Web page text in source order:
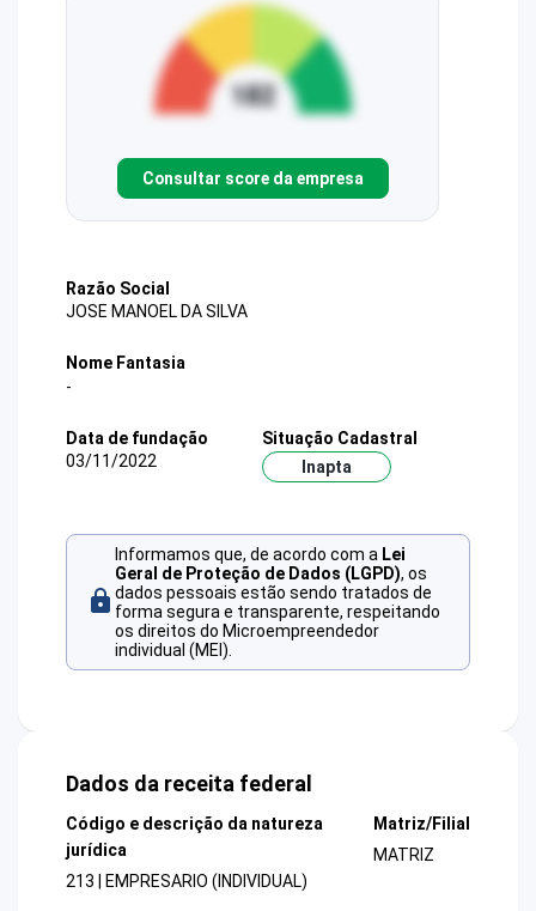
Consultar score da empresa
Razão Social
JOSE MANOEL DA SILVA
Nome Fantasia
-
Data de fundação
03/11/2022
Situação Cadastral
Inapta
Informamos que, de acordo com a Lei
Geral de Proteção de Dados (LGPD), os
dados pessoais estão sendo tratados de
forma segura e transparente, respeitando
os direitos do Microempreendedor
individual (MEI).
Dados da receita federal
Código e descrição da natureza
jurídica
213 | EMPRESARIO (INDIVIDUAL)
Matriz/Filial
MATRIZ